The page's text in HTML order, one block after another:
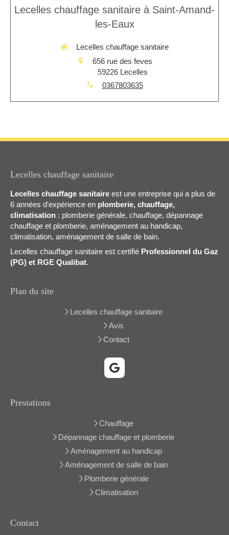
Lecelles chauffage sanitaire à Saint-Amand-
les-Eaux
Lecelles chauffage sanitaire
656 rue des feves
59226 Lecelles
0367803635
Lecelles chauffage sanitaire
Lecelles chauffage sanitaire est une entreprise qui a plus de
6 années d'expérience en plomberie, chauffage,
climatisation : plomberie générale, chauffage, dépannage
chauffage et plomberie, aménagement au handicap,
climatisation, aménagement de salle de bain.
Lecelles chauffage sanitaire est certifié Professionnel du Gaz
(PG) et RGE Qualibat.
Plan du site
Lecelles chauffage sanitaire
Avis
Contact
Prestations
Chauffage
Dépannage chauffage et plomberie
Aménagement au handicap
Aménagement de salle de bain
Plomberie générale
Climatisation
Contact